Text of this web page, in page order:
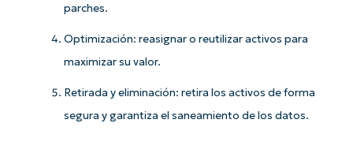
parches.
Optimización: reasignar o reutilizar activos para
maximizar su valor.
Retirada y eliminación: retira los activos de forma
segura y garantiza el saneamiento de los datos.